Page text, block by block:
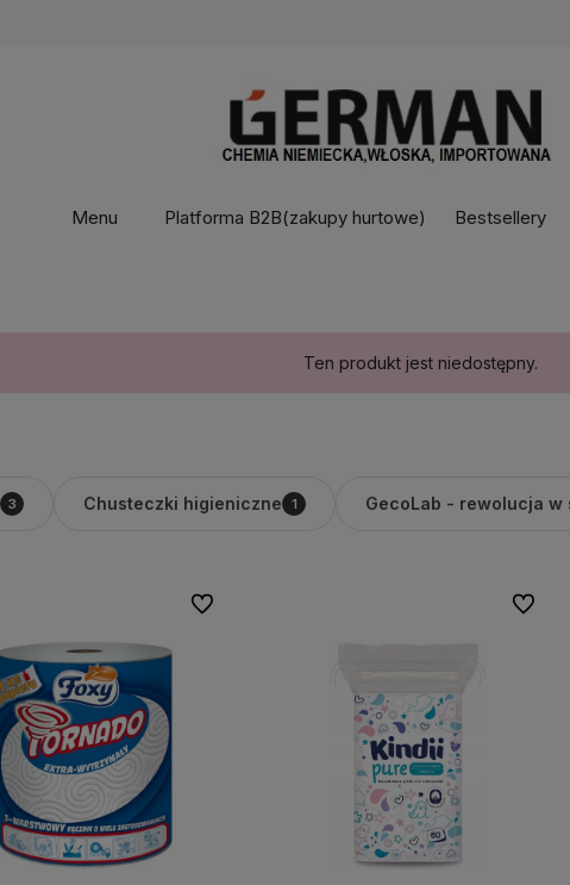
Menu Platforma B2B(zakupy hurtowe) Bestsellery
Ten produkt jest niedostępny.
3 Chusteczki higieniczne 1 GecoLab - rewolucja w
Do ulubionych Do